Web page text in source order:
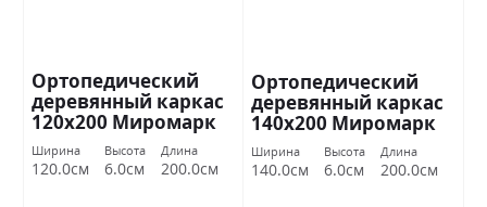
Ортопедический
деревянный каркас
120х200 Миромарк
Ширина
120.0см
Высота
6.0см
Длина
200.0см
Ортопедический
деревянный каркас
140х200 Миромарк
Ширина
140.0см
Высота
6.0см
Длина
200.0см